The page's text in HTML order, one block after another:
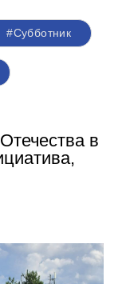
#Субботник
в